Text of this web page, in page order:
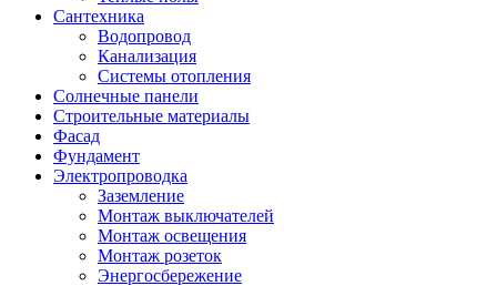
Сантехника
Водопровод
Канализация
Системы отопления
Солнечные панели
Строительные материалы
Фасад
Фундамент
Электропроводка
Заземление
Монтаж выключателей
Монтаж освещения
Монтаж розеток
Энергосбережение